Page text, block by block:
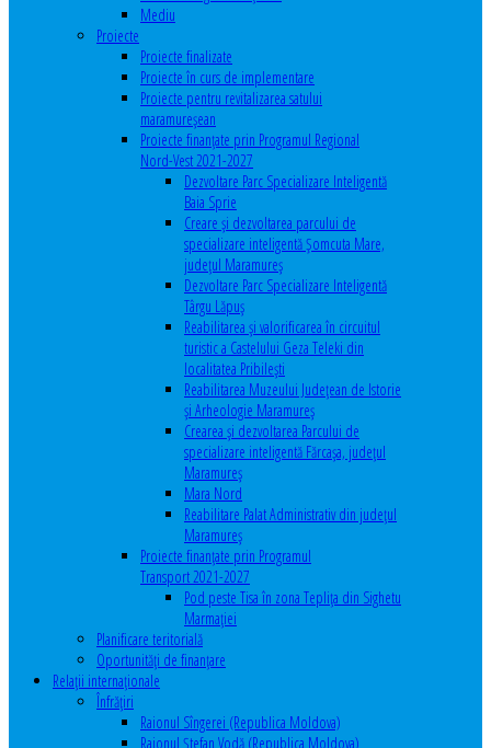
Mediu
Proiecte
Proiecte finalizate
Proiecte în curs de implementare
Proiecte pentru revitalizarea satului
maramureşean
Proiecte finanțate prin Programul Regional
Nord-Vest 2021-2027
Dezvoltare Parc Specializare Inteligentă
Baia Sprie
Creare și dezvoltarea parcului de
specializare inteligentă Șomcuta Mare,
județul Maramureș
Dezvoltare Parc Specializare Inteligentă
Târgu Lăpuș
Reabilitarea și valorificarea în circuitul
turistic a Castelului Geza Teleki din
localitatea Pribilești
Reabilitarea Muzeului Județean de Istorie
și Arheologie Maramureș
Crearea și dezvoltarea Parcului de
specializare inteligentă Fărcașa, județul
Maramureș
Mara Nord
Reabilitare Palat Administrativ din județul
Maramureș
Proiecte finanțate prin Programul
Transport 2021-2027
Pod peste Tisa în zona Teplița din Sighetu
Marmației
Planificare teritorială
Oportunităţi de finanţare
Relaţii internaţionale
Înfrăţiri
Raionul Sîngerei (Republica Moldova)
Raionul Ștefan Vodă (Republica Moldova)